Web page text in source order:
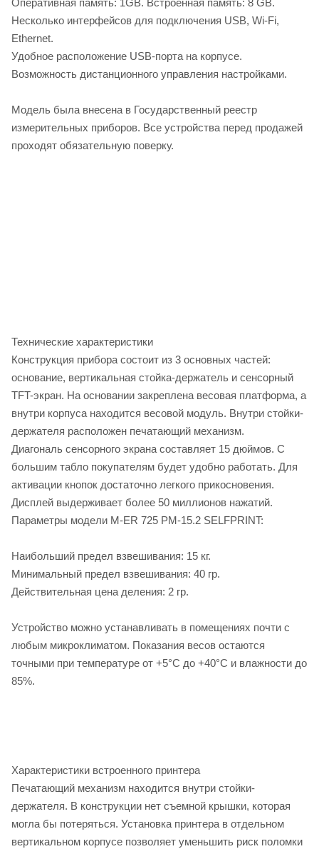
Оперативная память: 1GB. Встроенная память: 8 GB.
Несколько интерфейсов для подключения USB, Wi-Fi,
Ethernet.
Удобное расположение USB-порта на корпусе.
Возможность дистанционного управления настройками.
Модель была внесена в Государственный реестр
измерительных приборов. Все устройства перед продажей
проходят обязательную поверку.
Технические характеристики
Конструкция прибора состоит из 3 основных частей:
основание, вертикальная стойка-держатель и сенсорный
TFT-экран. На основании закреплена весовая платформа, а
внутри корпуса находится весовой модуль. Внутри стойки-
держателя расположен печатающий механизм.
Диагональ сенсорного экрана составляет 15 дюймов. С
большим табло покупателям будет удобно работать. Для
активации кнопок достаточно легкого прикосновения.
Дисплей выдерживает более 50 миллионов нажатий.
Параметры модели M-ER 725 PM-15.2 SELFPRINT:
Наибольший предел взвешивания: 15 кг.
Минимальный предел взвешивания: 40 гр.
Действительная цена деления: 2 гр.
Устройство можно устанавливать в помещениях почти с
любым микроклиматом. Показания весов остаются
точными при температуре от +5°С до +40°С и влажности до
85%.
Характеристики встроенного принтера
Печатающий механизм находится внутри стойки-
держателя. В конструкции нет съемной крышки, которая
могла бы потеряться. Установка принтера в отдельном
вертикальном корпусе позволяет уменьшить риск поломки